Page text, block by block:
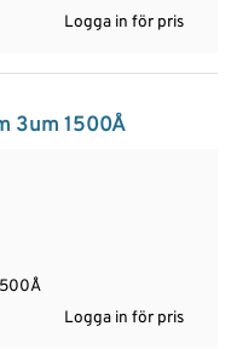
Logga in för pris
3um 1500Å
Logga in för pris